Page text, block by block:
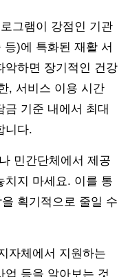
그램이 강점인 기관
)에 특화된 재활 서
악하면 장기적인 건강
, 서비스 이용 시간
금 기준 내에서 최대
니다.
민간단체에서 제공
치지 마세요. 이를 통
획기적으로 줄일 수
자체에서 지원하는
업 등을 알아보는 것